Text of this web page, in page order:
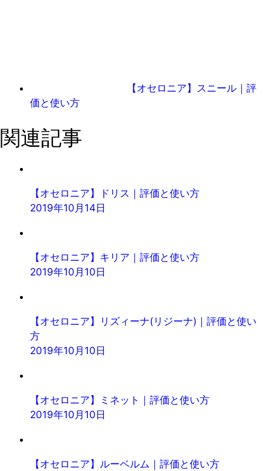
【オセロニア】スニール｜評
価と使い方
関連記事
【オセロニア】ドリス｜評価と使い方
2019年10月14日
【オセロニア】キリア｜評価と使い方
2019年10月10日
【オセロニア】リズィーナ(リジーナ)｜評価と使い
方
2019年10月10日
【オセロニア】ミネット｜評価と使い方
2019年10月10日
【オセロニア】ルーベルム｜評価と使い方